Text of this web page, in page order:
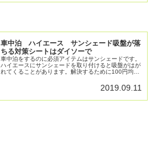
車中泊 ハイエース サンシェード吸盤が落
ちる対策シートはダイソーで
車中泊をするのに必須アイテムはサンシェードです。
ハイエースにサンシェードを取り付けると吸盤がはが
れてくることがあります。解決するために100円均一
やその後のレビュー等、写真を交えながら紹介してい
2019.09.11